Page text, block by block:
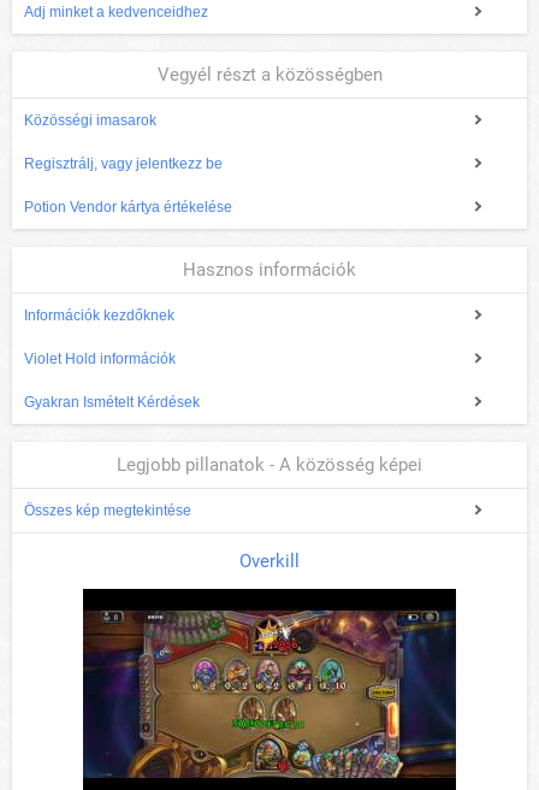
Adj minket a kedvenceidhez
Vegyél részt a közösségben
Közösségi imasarok
Regisztrálj, vagy jelentkezz be
Potion Vendor kártya értékelése
Hasznos információk
Információk kezdőknek
Violet Hold információk
Gyakran Ismételt Kérdések
Legjobb pillanatok - A közösség képei
Összes kép megtekintése
Overkill